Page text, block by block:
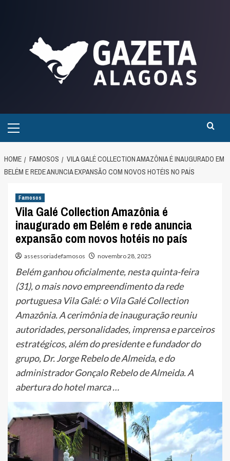
Menu
HOME FAMOSOS
VILA GALÉ COLLECTION AMAZÔNIA É INAUGURADO EM
BELÉM E REDE ANUNCIA EXPANSÃO COM NOVOS HOTÉIS NO PAÍS
Famosos
Vila Galé Collection Amazônia é
inaugurado em Belém e rede anuncia
expansão com novos hotéis no país
assessoriadefamosos novembro 28, 2025
Belém ganhou oficialmente, nesta quinta-feira
(31), o mais novo empreendimento da rede
portuguesa Vila Galé: o Vila Galé Collection
Amazônia. A cerimônia de inauguração reuniu
autoridades, personalidades, imprensa e parceiros
estratégicos, além do presidente e fundador do
grupo, Dr. Jorge Rebelo de Almeida, e do
administrador Gonçalo Rebelo de Almeida. A
abertura do hotel marca …